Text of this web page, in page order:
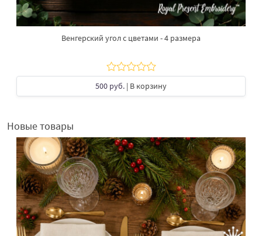
Венгерский угол с цветами - 4 размера
500 руб. | В корзину
Новые товары